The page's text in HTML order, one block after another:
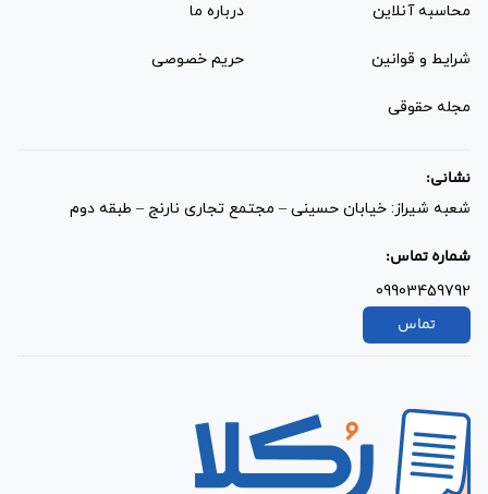
محاسبه آنلاین درباره ما
شرایط و قوانین حریم خصوصی
مجله حقوقی
نشانی:
شعبه شیراز: خیابان حسینی – مجتمع تجاری نارنج – طبقه دوم
شماره تماس:
09903459792
تماس